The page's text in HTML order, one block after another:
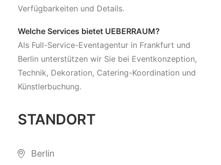
Verfügbarkeiten und Details.
Welche Services bietet UEBERRAUM?
Als Full-Service-Eventagentur in Frankfurt und
Berlin unterstützen wir Sie bei Eventkonzeption,
Technik, Dekoration, Catering-Koordination und
Künstlerbuchung.
STANDORT
Berlin